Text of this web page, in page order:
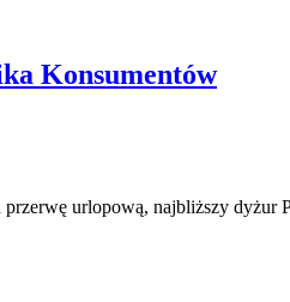
Konsumentów
urlopową, najbliższy dyżur